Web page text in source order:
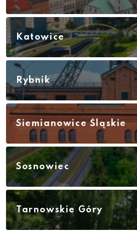
Katowice
Rybnik
Siemianowice Śląskie
Sosnowiec
Tarnowskie Góry